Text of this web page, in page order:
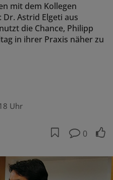
mit dem Kollegen
Astrid Elgeti aus
die Chance, Philipp
in ihrer Praxis näher zu
Uhr
0